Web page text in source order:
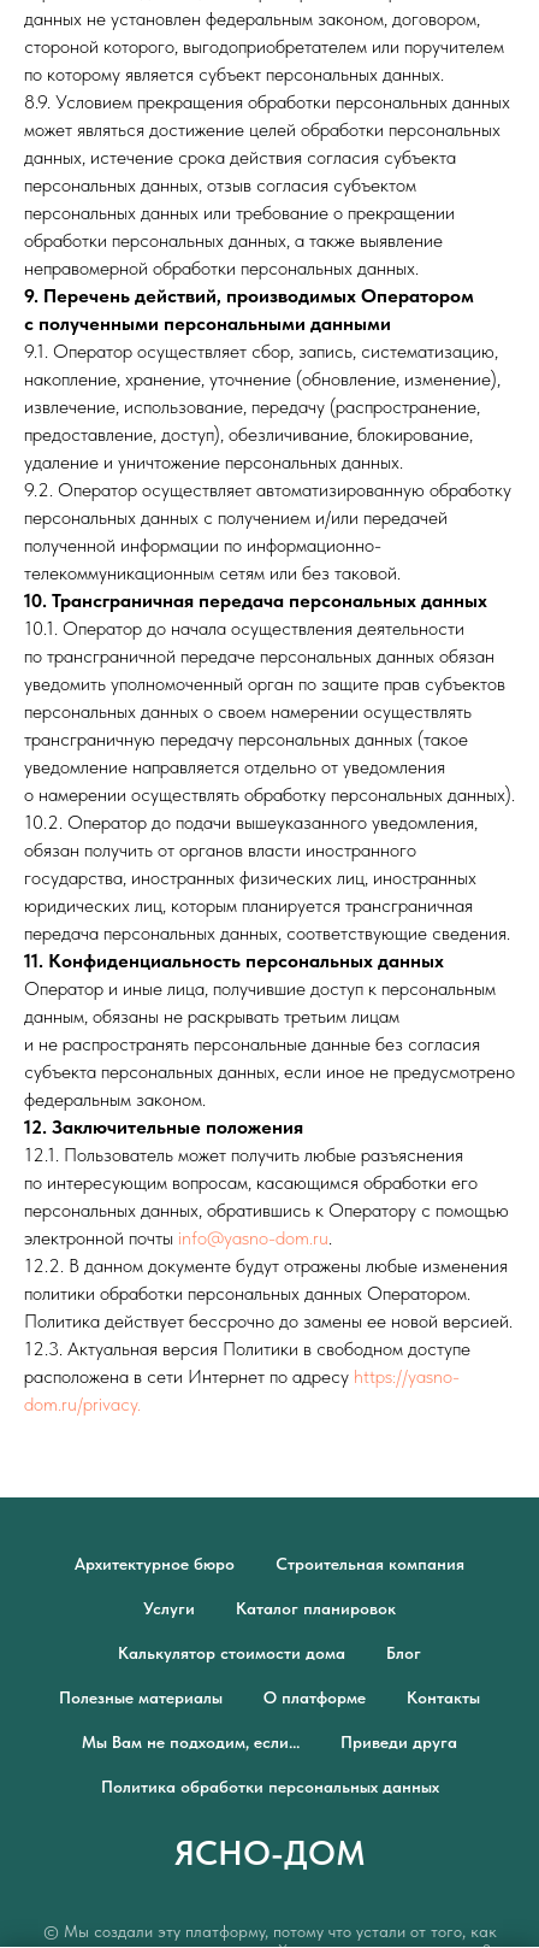
данных не установлен федеральным законом, договором,
стороной которого, выгодоприобретателем или поручителем
по которому является субъект персональных данных.
8.9. Условием прекращения обработки персональных данных
может являться достижение целей обработки персональных
данных, истечение срока действия согласия субъекта
персональных данных, отзыв согласия субъектом
персональных данных или требование о прекращении
обработки персональных данных, а также выявление
неправомерной обработки персональных данных.
9. Перечень действий, производимых Оператором
с полученными персональными данными
9.1. Оператор осуществляет сбор, запись, систематизацию,
накопление, хранение, уточнение (обновление, изменение),
извлечение, использование, передачу (распространение,
предоставление, доступ), обезличивание, блокирование,
удаление и уничтожение персональных данных.
9.2. Оператор осуществляет автоматизированную обработку
персональных данных с получением и/или передачей
полученной информации по информационно-
телекоммуникационным сетям или без таковой.
10. Трансграничная передача персональных данных
10.1. Оператор до начала осуществления деятельности
по трансграничной передаче персональных данных обязан
уведомить уполномоченный орган по защите прав субъектов
персональных данных о своем намерении осуществлять
трансграничную передачу персональных данных (такое
уведомление направляется отдельно от уведомления
о намерении осуществлять обработку персональных данных).
10.2. Оператор до подачи вышеуказанного уведомления,
обязан получить от органов власти иностранного
государства, иностранных физических лиц, иностранных
юридических лиц, которым планируется трансграничная
передача персональных данных, соответствующие сведения.
11. Конфиденциальность персональных данных
Оператор и иные лица, получившие доступ к персональным
данным, обязаны не раскрывать третьим лицам
и не распространять персональные данные без согласия
субъекта персональных данных, если иное не предусмотрено
федеральным законом.
12. Заключительные положения
12.1. Пользователь может получить любые разъяснения
по интересующим вопросам, касающимся обработки его
персональных данных, обратившись к Оператору с помощью
электронной почты info@yasno-dom.ru.
12.2. В данном документе будут отражены любые изменения
политики обработки персональных данных Оператором.
Политика действует бессрочно до замены ее новой версией.
12.3. Актуальная версия Политики в свободном доступе
расположена в сети Интернет по адресу https://yasno-
dom.ru/privacy.
Архитектурное бюро Строительная компания
Услуги Каталог планировок
Калькулятор стоимости дома Блог
Полезные материалы О платформе Контакты
Мы Вам не подходим, если... Приведи друга
Политика обработки персональных данных
ЯСНО-ДОМ
© Мы создали эту платформу, потому что устали от того, как